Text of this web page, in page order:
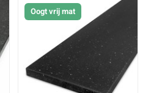
Oogt vrij mat